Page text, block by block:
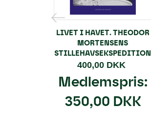
LIVET I HAVET. THEODOR
MORTENSENS
STILLEHAVSEKSPEDITION
400,00 DKK
Medlemspris:
350,00 DKK